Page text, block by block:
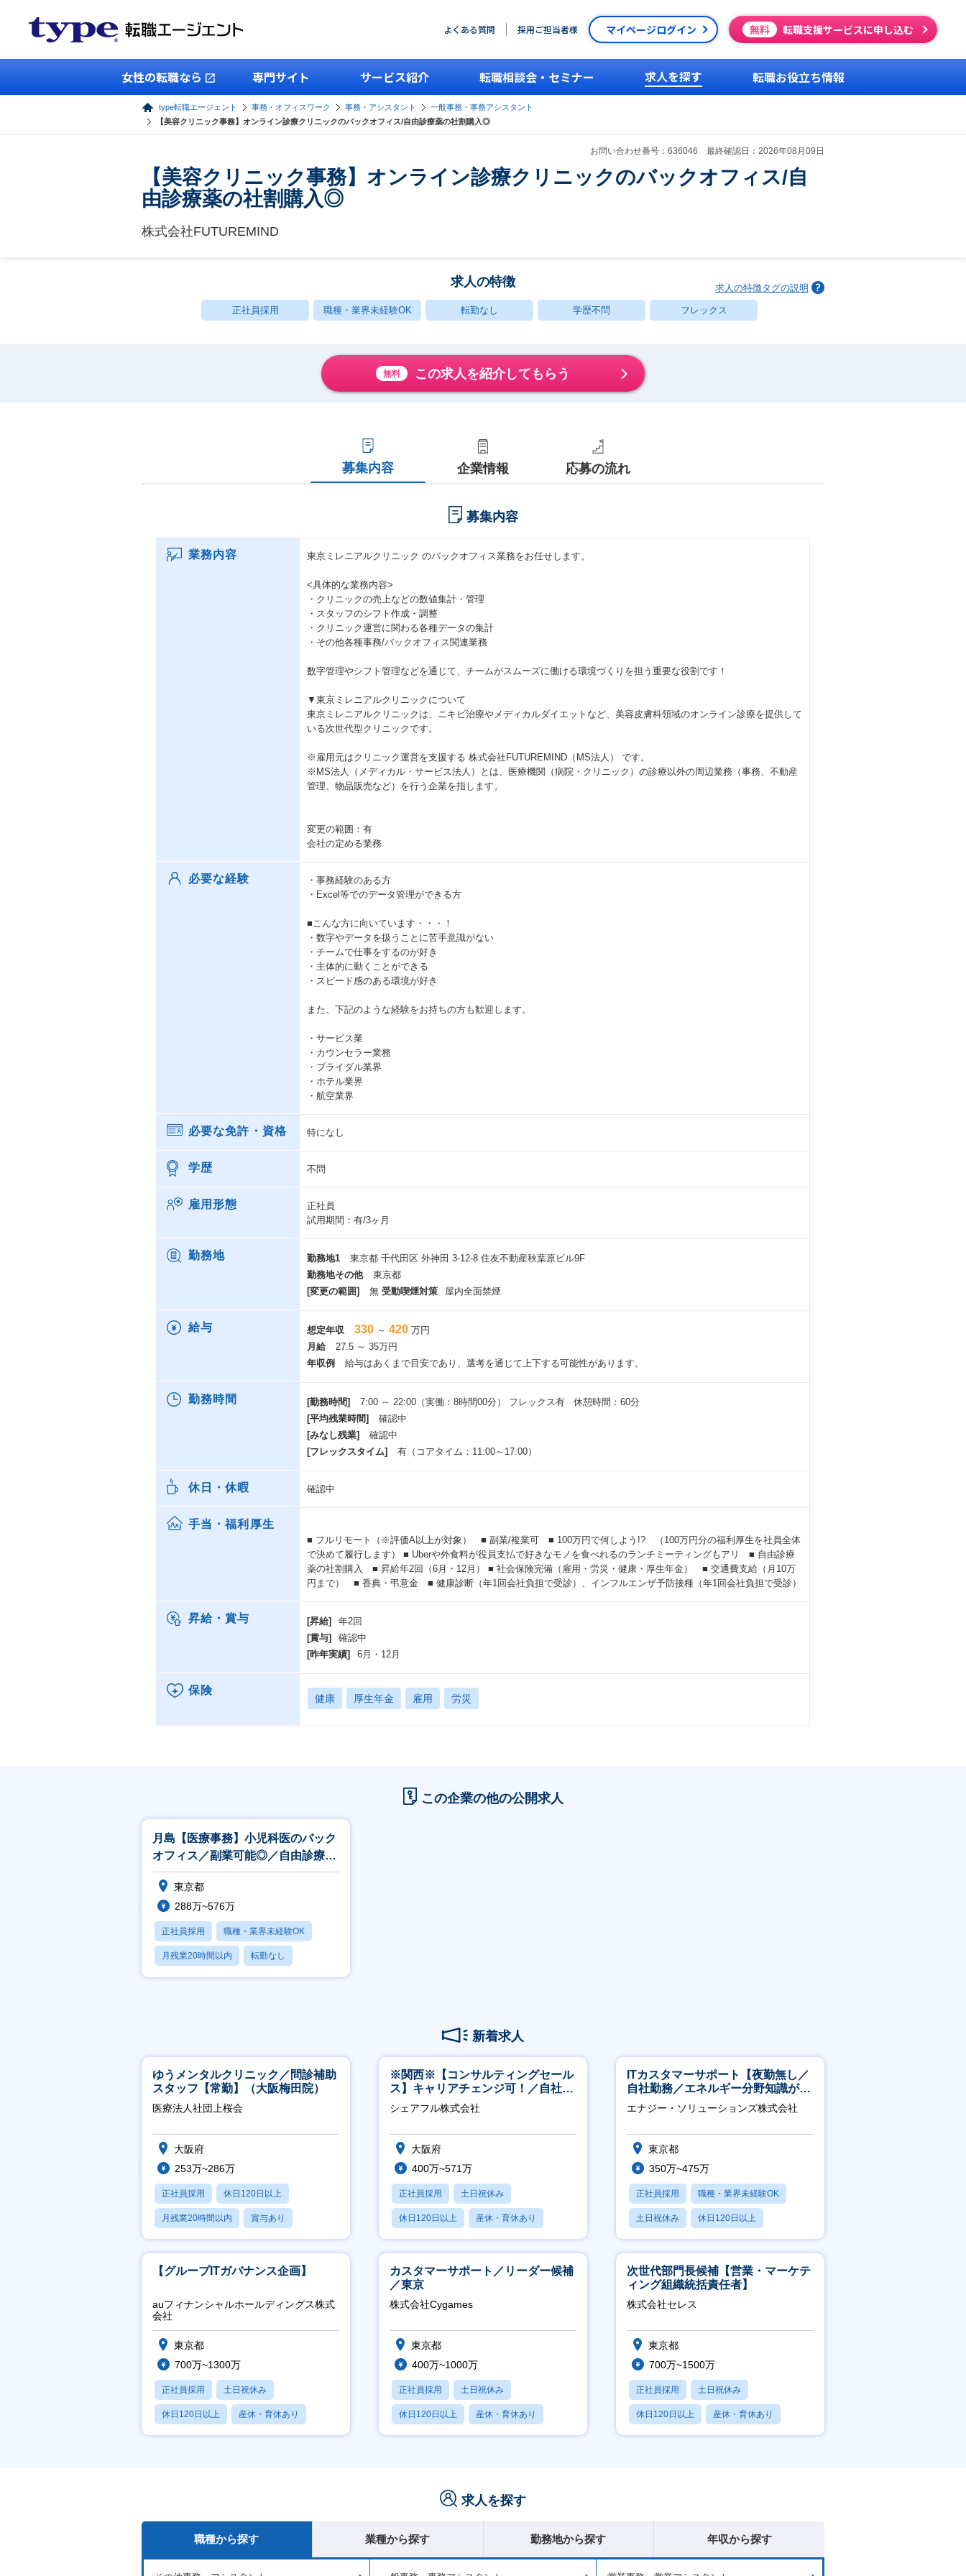
よくある質問 採用ご担当者様 マイページログイン 無料 転職支援サービスに申し込む
女性の転職なら 専門サイト サービス紹介 転職相談会・セミナー 求人を探す 転職お役立ち情報
type転職エージェント 事務・オフィスワーク 事務・アシスタント
一般事務・事務アシスタント
【美容クリニック事務】オンライン診療クリニックのバックオフィス/自由診療薬の社割購入◎
お問い合わせ番号：636046 最終確認日：2026年08月09日
【美容クリニック事務】オンライン診療クリニックのバックオフィス/自
由診療薬の社割購入◎
株式会社FUTUREMIND
求人の特徴 求人の特徴タグの説明
正社員採用 職種・業界未経験OK 転勤なし 学歴不問 フレックス
無料 この求人を紹介してもらう
募集内容 企業情報 応募の流れ
募集内容
業務内容 東京ミレニアルクリニック のバックオフィス業務をお任せします。
<具体的な業務内容>
・クリニックの売上などの数値集計・管理
・スタッフのシフト作成・調整
・クリニック運営に関わる各種データの集計
・その他各種事務/バックオフィス関連業務
数字管理やシフト管理などを通じて、チームがスムーズに働ける環境づくりを担う重要な役割です！
▼東京ミレニアルクリニックについて
東京ミレニアルクリニックは、ニキビ治療やメディカルダイエットなど、美容皮膚科領域のオンライン診療を提供して
いる次世代型クリニックです。
※雇用元はクリニック運営を支援する 株式会社FUTUREMIND（MS法人） です。
※MS法人（メディカル・サービス法人）とは、医療機関（病院・クリニック）の診療以外の周辺業務（事務、不動産
管理、物品販売など）を行う企業を指します。
変更の範囲：有
会社の定める業務
必要な経験
・事務経験のある方
・Excel等でのデータ管理ができる方
■こんな方に向いています・・・！
・数字やデータを扱うことに苦手意識がない
・チームで仕事をするのが好き
・主体的に動くことができる
・スピード感のある環境が好き
また、下記のような経験をお持ちの方も歓迎します。
・サービス業
・カウンセラー業務
・ブライダル業界
・ホテル業界
・航空業界
必要な免許・資格 特になし
学歴 不問
雇用形態
正社員
試用期間：有/3ヶ月
勤務地 勤務地1
東京都 千代田区 外神田 3-12-8 住友不動産秋葉原ビル9F
勤務地その他
東京都
[変更の範囲]
無 受動喫煙対策 屋内全面禁煙
給与 想定年収 330 ～ 420 万円
月給
27.5 ～ 35万円
年収例
給与はあくまで目安であり、選考を通じて上下する可能性があります。
勤務時間 [勤務時間]
7:00 ～ 22:00（実働：8時間00分） フレックス有 休憩時間：60分
[平均残業時間]
確認中
[みなし残業]
確認中
[フレックスタイム]
有（コアタイム：11:00～17:00）
休日・休暇 確認中
手当・福利厚生
■ フルリモート（※評価A以上が対象） ■ 副業/複業可 ■ 100万円で何しよう!? （100万円分の福利厚生を社員全体
で決めて履行します） ■ Uberや外食料が役員支払で好きなモノを食べれるのランチミーティングもアリ ■ 自由診療
薬の社割購入 ■ 昇給年2回（6月・12月） ■ 社会保険完備（雇用・労災・健康・厚生年金） ■ 交通費支給（月10万
円まで） ■ 香典・弔意金 ■ 健康診断（年1回会社負担で受診）、インフルエンザ予防接種（年1回会社負担で受診）
昇給・賞与 [昇給]
年2回
[賞与]
確認中
[昨年実績]
6月・12月
保険
健康 厚生年金 雇用 労災
この企業の他の公開求人
月島【医療事務】小児科医のバック
オフィス／副業可能◎／自由診療薬
の社割購入制度あり◎
東京都
288万~576万
正社員採用 職種・業界未経験OK
月残業20時間以内 転勤なし
学歴不問
新着求人
ゆうメンタルクリニック／問診補助
スタッフ【常勤】（大阪梅田院）
医療法人社団上桜会
大阪府
253万~286万
正社員採用 休日120日以上
月残業20時間以内 賞与あり
転勤なし
※関西※【コンサルティングセール
ス】キャリアチェンジ可！／自社サ
ービス『シェアフル』の営業
シェアフル株式会社
大阪府
400万~571万
正社員採用 土日祝休み
休日120日以上 産休・育休あり
賞与あり
ITカスタマーサポート【夜勤無し／
自社勤務／エネルギー分野知識が身
につきます】
エナジー・ソリューションズ株式会社
東京都
350万~475万
正社員採用 職種・業界未経験OK
土日祝休み 休日120日以上
産休・育休あり
【グループITガバナンス企画】
auフィナンシャルホールディングス株式
会社
東京都
700万~1300万
正社員採用 土日祝休み
休日120日以上 産休・育休あり
賞与あり
カスタマーサポート／リーダー候補
／東京
株式会社Cygames
東京都
400万~1000万
正社員採用 土日祝休み
休日120日以上 産休・育休あり
月残業20時間以内
次世代部門長候補【営業・マーケテ
ィング組織統括責任者】
株式会社セレス
東京都
700万~1500万
正社員採用 土日祝休み
休日120日以上 産休・育休あり
賞与あり
求人を探す
職種から探す 業種から探す 勤務地から探す 年収から探す